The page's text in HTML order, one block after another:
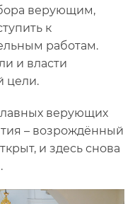
верующим,
к
работам.
и власти
цели.
верующих
– возрождённый
и здесь снова